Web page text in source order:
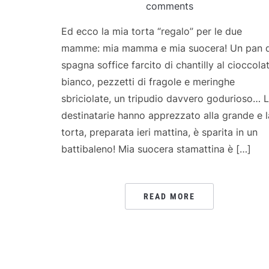
comments
Ed ecco la mia torta “regalo” per le due
mamme: mia mamma e mia suocera! Un pan
spagna soffice farcito di chantilly al
bianco, pezzetti di fragole e meringhe
sbriciolate, un tripudio davvero godurioso…
destinatarie hanno apprezzato alla grande e
torta, preparata ieri mattina, è sparita in un
battibaleno! Mia suocera stamattina è […]
READ MORE